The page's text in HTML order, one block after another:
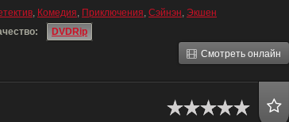
, Комедия, Приключения, Сэйнэн, Экшен
DVDRip
Смотреть онлайн